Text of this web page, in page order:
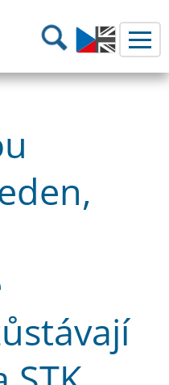
dopravy Hledání